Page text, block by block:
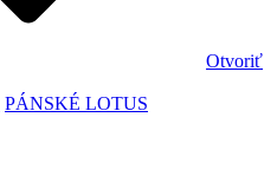
Otvoriť
PÁNSKÉ LOTUS